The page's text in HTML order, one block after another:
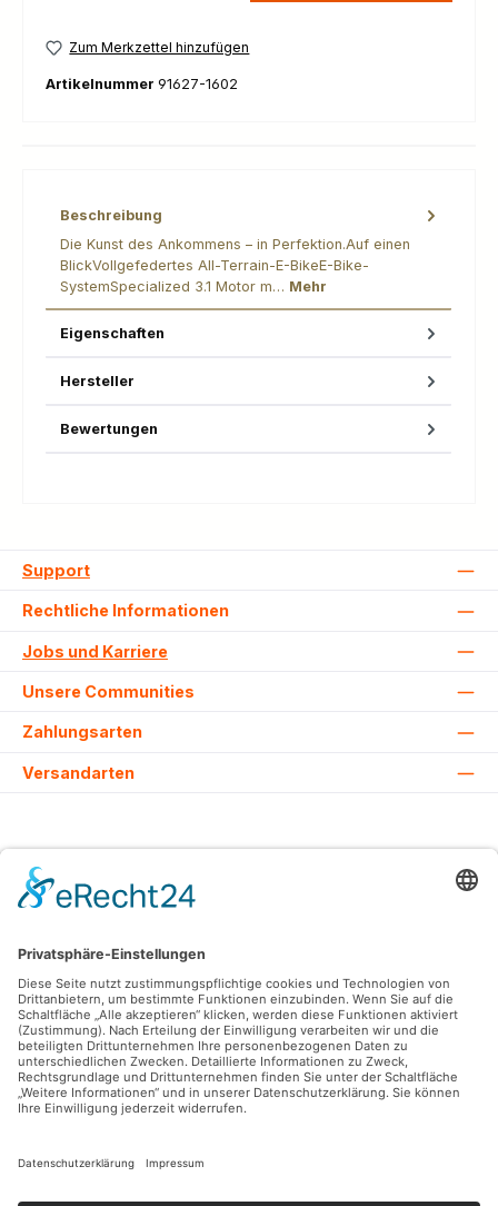
Zum Merkzettel hinzufügen
Artikelnummer 91627-1602
Beschreibung
Die Kunst des Ankommens – in Perfektion.Auf einen
BlickVollgefedertes All-Terrain-E-BikeE-Bike-
SystemSpecialized 3.1 Motor m… Mehr
Eigenschaften
Hersteller
Bewertungen
Support
Rechtliche Informationen
Jobs und Karriere
Unsere Communities
Zahlungsarten
Versandarten
Alle Preise inkl. gesetzl. Mehrwertsteuer zzgl.
und ggf.
Nachnahmegebühren, wenn nicht anders angegeben.
© 2026 Lovehurts Bikes - Alle Rechte vorbehalten. Theme by